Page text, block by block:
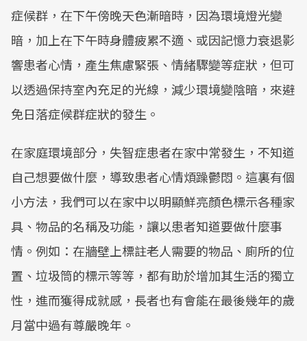
症候群，在下午傍晚天色漸暗時，因為環境燈光變
暗，加上在下午時身體疲累不適、或因記憶力衰退影
響患者心情，產生焦慮緊張、情緒驟變等症狀，但可
以透過保持室內充足的光線，減少環境變陰暗，來避
免日落症候群症狀的發生。
在家庭環境部分，失智症患者在家中常發生，不知道
自己想要做什麼，導致患者心情煩躁鬱悶。這裏有個
小方法，我們可以在家中以明顯鮮亮顏色標示各種家
具、物品的名稱及功能，讓以患者知道要做什麼事
情。例如：在牆壁上標註老人需要的物品、廁所的位
置、垃圾筒的標示等等，都有助於增加其生活的獨立
性，進而獲得成就感，長者也有會能在最後幾年的歲
月當中過有尊嚴晚年。